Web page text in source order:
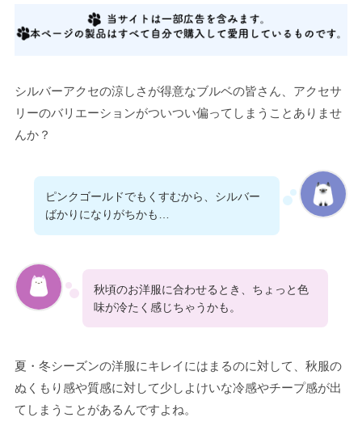
シルバーアクセの涼しさが得意なブルベの皆さん、アクセサ
リーのバリエーションがついつい偏ってしまうことありませ
んか？
ピンクゴールドでもくすむから、シルバー
ばかりになりがちかも…
秋頃のお洋服に合わせるとき、ちょっと色
味が冷たく感じちゃうかも。
夏・冬シーズンの洋服にキレイにはまるのに対して、秋服の
ぬくもり感や質感に対して少しよけいな冷感やチープ感が出
てしまうことがあるんですよね。